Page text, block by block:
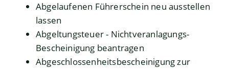
Abgelaufenen Führerschein neu ausstellen
lassen
Abgeltungsteuer - Nichtveranlagungs-
Bescheinigung beantragen
Abgeschlossenheitsbescheinigung zur